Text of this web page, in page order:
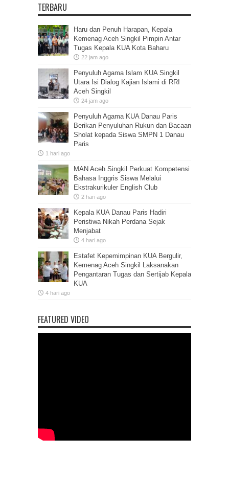
TERBARU
Haru dan Penuh Harapan, Kepala
Kemenag Aceh Singkil Pimpin Antar
Tugas Kepala KUA Kota Baharu
22 jam ago
Penyuluh Agama Islam KUA Singkil
Utara Isi Dialog Kajian Islami di RRI
Aceh Singkil
24 jam ago
Penyuluh Agama KUA Danau Paris
Berikan Penyuluhan Rukun dan Bacaan
Sholat kepada Siswa SMPN 1 Danau
Paris
1 hari ago
MAN Aceh Singkil Perkuat Kompetensi
Bahasa Inggris Siswa Melalui
Ekstrakurikuler English Club
2 hari ago
Kepala KUA Danau Paris Hadiri
Peristiwa Nikah Perdana Sejak
Menjabat
4 hari ago
Estafet Kepemimpinan KUA Bergulir,
Kemenag Aceh Singkil Laksanakan
Pengantaran Tugas dan Sertijab Kepala
KUA
4 hari ago
FEATURED VIDEO